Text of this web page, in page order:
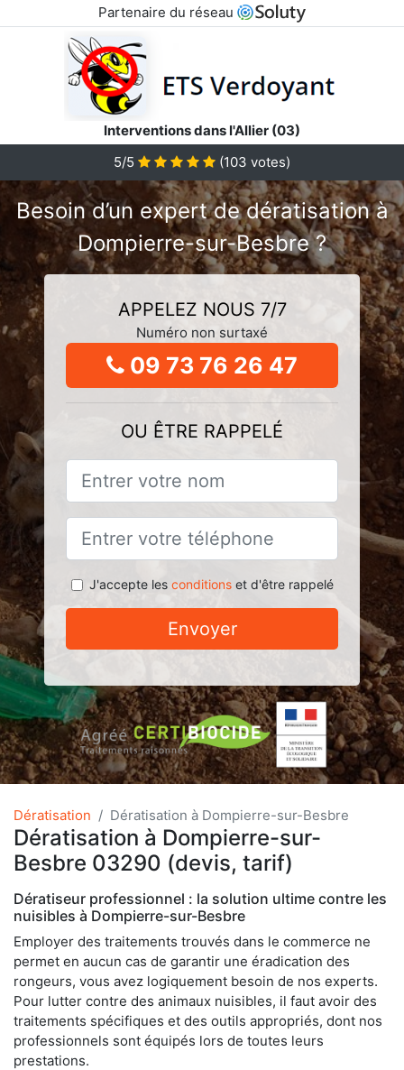
Partenaire du réseau
Interventions dans l'Allier (03)
5/5
(103 votes)
Besoin d’un expert de dératisation à
Dompierre-sur-Besbre ?
APPELEZ NOUS 7/7
Numéro non surtaxé
09 73 76 26 47
OU ÊTRE RAPPELÉ
J'accepte les conditionset d'être rappelé
Envoyer
Dératisation Dératisation à Dompierre-sur-Besbre
Dératisation à Dompierre-sur-
Besbre 03290 (devis, tarif)
Dératiseur professionnel : la solution ultime contre les
nuisibles à Dompierre-sur-Besbre
Employer des traitements trouvés dans le commerce ne
permet en aucun cas de garantir une éradication des
rongeurs, vous avez logiquement besoin de nos experts.
Pour lutter contre des animaux nuisibles, il faut avoir des
traitements spécifiques et des outils appropriés, dont nos
professionnels sont équipés lors de toutes leurs
prestations.